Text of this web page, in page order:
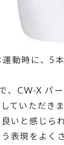
動時に、5
、CW-X パ
ていただきま
いと感じら
表現をよく